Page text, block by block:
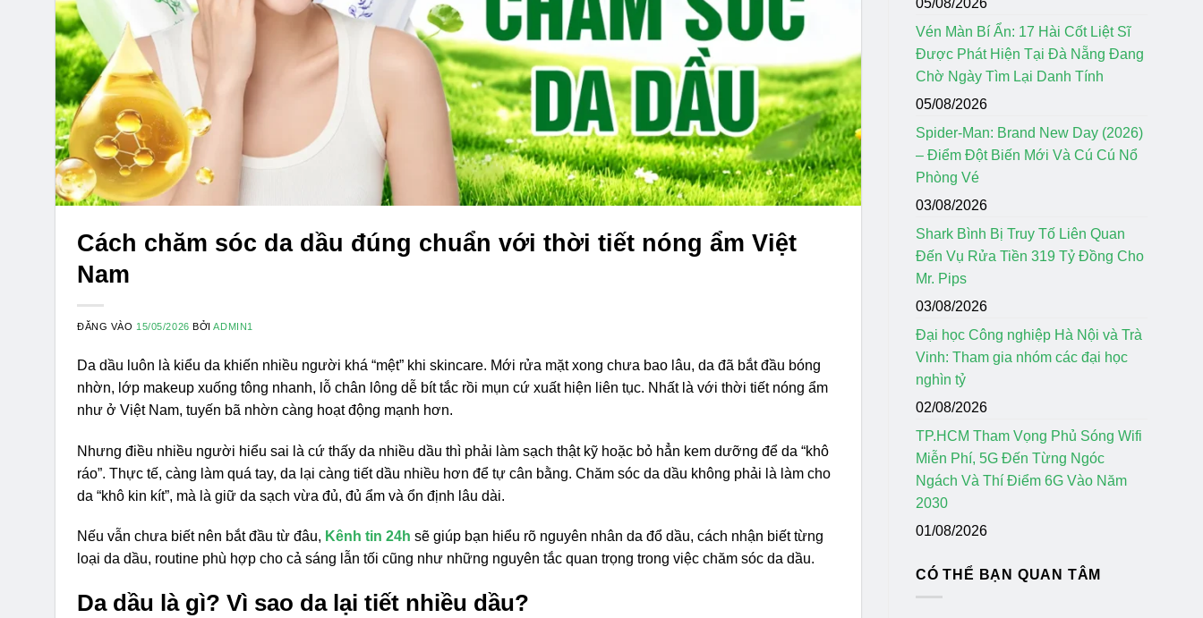
Cách chăm sóc da dầu đúng chuẩn với thời tiết nóng ẩm Việt
Nam
ĐĂNG VÀO 15/05/2026 BỞIADMIN1
Da dầu luôn là kiểu da khiến nhiều người khá “mệt” khi skincare. Mới rửa mặt xong chưa bao lâu, da đã bắt đầu bóng
nhờn, lớp makeup xuống tông nhanh, lỗ chân lông dễ bít tắc rồi mụn cứ xuất hiện liên tục. Nhất là với thời tiết nóng ẩm
như ở Việt Nam, tuyến bã nhờn càng hoạt động mạnh hơn.
Nhưng điều nhiều người hiểu sai là cứ thấy da nhiều dầu thì phải làm sạch thật kỹ hoặc bỏ hẳn kem dưỡng để da “khô
ráo”. Thực tế, càng làm quá tay, da lại càng tiết dầu nhiều hơn để tự cân bằng. Chăm sóc da dầu không phải là làm cho
da “khô kin kít”, mà là giữ da sạch vừa đủ, đủ ẩm và ổn định lâu dài.
Nếu vẫn chưa biết nên bắt đầu từ đâu, Kênh tin 24h sẽ giúp bạn hiểu rõ nguyên nhân da đổ dầu, cách nhận biết từng
loại da dầu, routine phù hợp cho cả sáng lẫn tối cũng như những nguyên tắc quan trọng trong việc chăm sóc da dầu.
Da dầu là gì? Vì sao da lại tiết nhiều dầu?
05/08/2026
Vén Màn Bí Ẩn: 17 Hài Cốt Liệt Sĩ
Được Phát Hiện Tại Đà Nẵng Đang
Chờ Ngày Tìm Lại Danh Tính
05/08/2026
Spider-Man: Brand New Day (2026)
– Điểm Đột Biến Mới Và Cú Cú Nổ
Phòng Vé
03/08/2026
Shark Bình Bị Truy Tố Liên Quan
Đến Vụ Rửa Tiền 319 Tỷ Đồng Cho
Mr. Pips
03/08/2026
Đại học Công nghiệp Hà Nội và Trà
Vinh: Tham gia nhóm các đại học
nghìn tỷ
02/08/2026
TP.HCM Tham Vọng Phủ Sóng Wifi
Miễn Phí, 5G Đến Từng Ngóc
Ngách Và Thí Điểm 6G Vào Năm
2030
01/08/2026
CÓ THỂ BẠN QUAN TÂM